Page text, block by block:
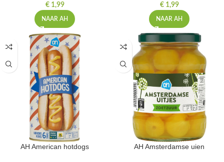
€1,99
NAAR AH
€1,99
NAAR AH
AH American hotdogs AH Amsterdamse uien